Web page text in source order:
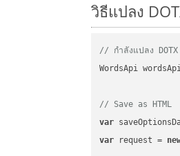
วิธีแปลง
// กำลังแปลง DOTX
WordsApi
// Save as HTML
var
var request =